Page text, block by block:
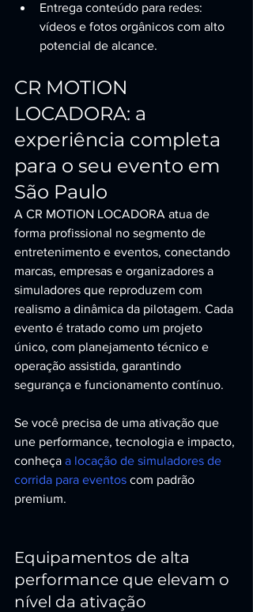
Entrega conteúdo para redes:
vídeos e fotos orgânicos com alto
potencial de alcance.
CR MOTION
LOCADORA: a
experiência completa
para o seu evento em
São Paulo
A CR MOTION LOCADORA atua de
forma profissional no segmento de
entretenimento e eventos, conectando
marcas, empresas e organizadores a
simuladores que reproduzem com
realismo a dinâmica da pilotagem. Cada
evento é tratado como um projeto
único, com planejamento técnico e
operação assistida, garantindo
segurança e funcionamento contínuo.
Se você precisa de uma ativação que
une performance, tecnologia e impacto,
conheça a locação de simuladores de
corrida para eventos com padrão
premium.
Equipamentos de alta
performance que elevam o
nível da ativação